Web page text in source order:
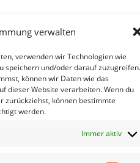
verwalten
verwenden wir Technologien wie
speichern und/oder darauf zuzugreifen.
können wir Daten wie das
dieser Website verarbeiten. Wenn du
zurückziehst, können bestimmte
werden.
Immer aktiv